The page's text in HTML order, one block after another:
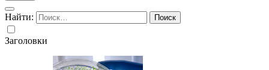
Найти:
Заголовки